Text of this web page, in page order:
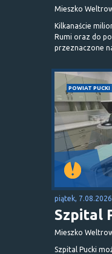
Mieszko
Kilkanaście
Rumi oraz do
przeznaczone
POWIAT PUCKI
piątek, 7.08.2026
Szpital
Mieszko
Szpital Pucki